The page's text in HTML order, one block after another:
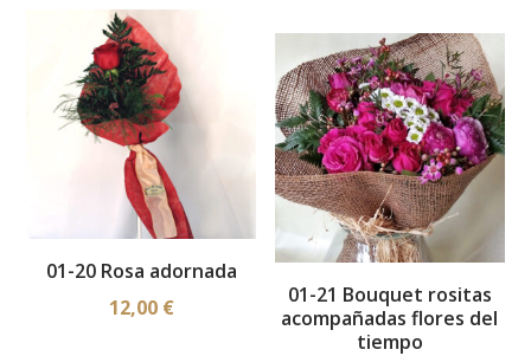
01-20 Rosa adornada
12,00 €
01-21 Bouquet rositas
acompañadas flores del
tiempo